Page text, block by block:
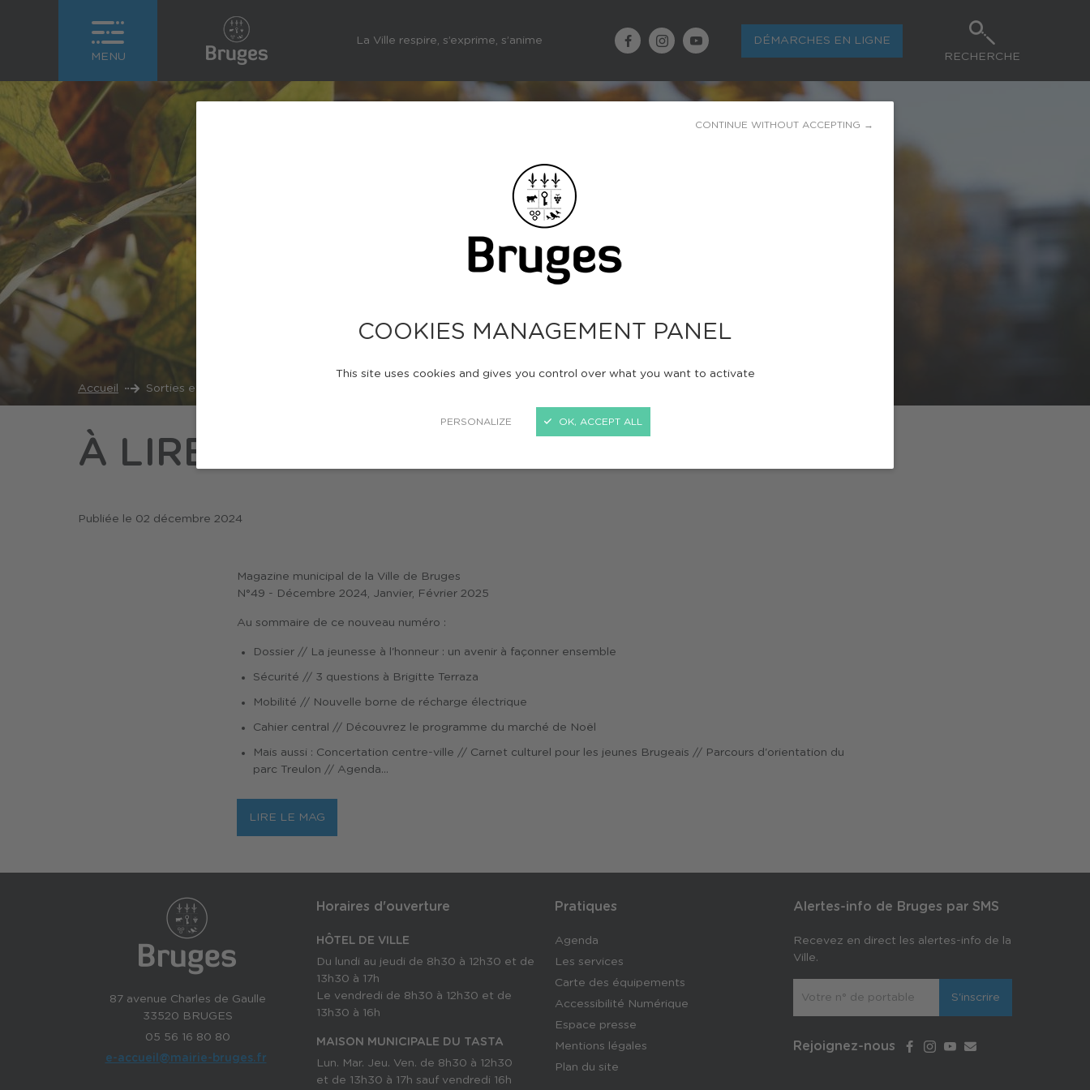
COOKIES MANAGEMENT PANEL
This site uses cookies and gives you control over what you want to activate
PERSONALIZE
CONTINUE WITHOUT ACCEPTING →
OK, ACCEPT ALL
La Ville respire, s’exprime, s’anime
DÉMARCHES EN LIGNE
MENU
RECHERCHE
Accueil Sorties et loisirs
À LIRE : BRUGES LE MAG 49
Publiée le 02 décembre 2024
Magazine municipal de la Ville de Bruges
N°49 - Décembre 2024, Janvier, Février 2025
Au sommaire de ce nouveau numéro :
Dossier // La jeunesse à l'honneur : un avenir à façonner ensemble
Sécurité // 3 questions à Brigitte Terraza
Mobilité // Nouvelle borne de récharge électrique
Cahier central // Découvrez le programme du marché de Noël
Mais aussi : Concertation centre-ville // Carnet culturel pour les jeunes Brugeais // Parcours d'orientation du
parc Treulon // Agenda...
LIRE LE MAG
87 avenue Charles de Gaulle
33520 BRUGES
05 56 16 80 80
e-accueil@mairie-bruges.fr
Horaires d'ouverture
HÔTEL DE VILLE
Du lundi au jeudi de 8h30 à 12h30 et de
13h30 à 17h
Le vendredi de 8h30 à 12h30 et de
13h30 à 16h
MAISON MUNICIPALE DU TASTA
Lun. Mar. Jeu. Ven. de 8h30 à 12h30
et de 13h30 à 17h sauf vendredi 16h
Pratiques
Agenda
Les services
Carte des équipements
Accessibilité Numérique
Espace presse
Mentions légales
Plan du site
Alertes-info de Bruges par SMS
Recevez en direct les alertes-info de la
Ville.
S'inscrire
Rejoignez-nous